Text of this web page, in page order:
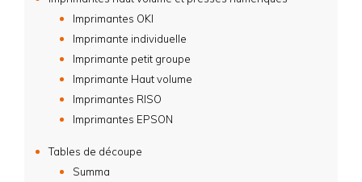
Imprimantes OKI
Imprimante individuelle
Imprimante petit groupe
Imprimante Haut volume
Imprimantes RISO
Imprimantes EPSON
Tables de découpe
Summa